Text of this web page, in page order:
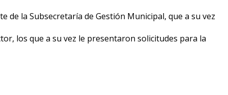
la Subsecretaría de Gestión Municipal, que a su vez
los que a su vez le presentaron solicitudes para la